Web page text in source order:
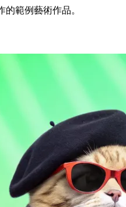
的範例藝術作品。